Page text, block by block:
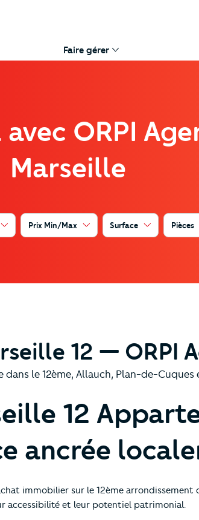
Faire gérer
ORPI
Marseille
Prix Min/Max Surface Pièces
12 — ORPI
dans le 12ème, Allauch, Plan-de-
12
ancrée
immobilier sur le 12ème arrondissement
accessibilité et leur potentiel patrimonial.